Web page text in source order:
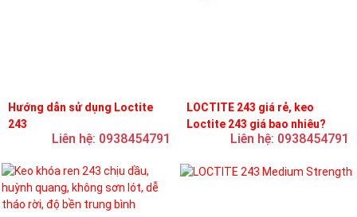
Hướng dẫn sử dụng Loctite
243
Liên hệ: 0938454791
LOCTITE 243 giá rẻ, keo
Loctite 243 giá bao nhiêu?
Liên hệ: 0938454791